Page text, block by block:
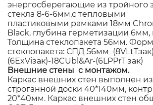
энергосберегающие из тройного
стекла 8-6-6мм,с тепловыми
пластиковыми рамками 18мм
Black, глубина герметизации 6мм,
Толщина стеклопакета 56мм.
стеклопакета: СПД 56мм
(6ExViзак)-18CUbl&Ar-(6LPPrT зак)
Внешние стены с монтажом.
Каркас внешних стен выполнен из
строганной доски 40*140мм,
20*40мм. Каркас внешних стен